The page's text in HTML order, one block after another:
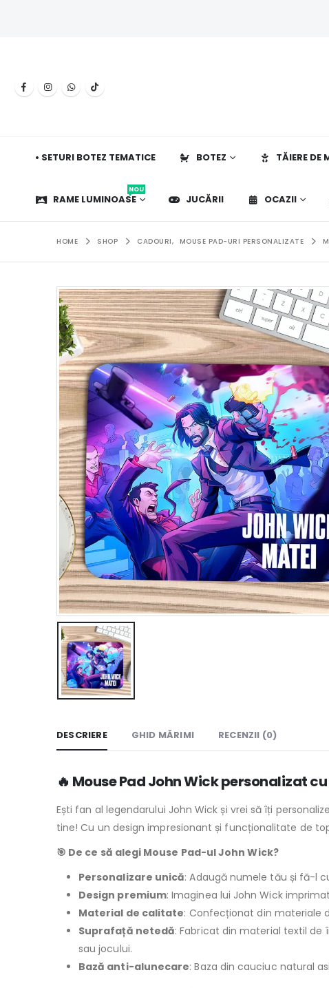
• SETURI BOTEZ TEMATICE BOTEZ TĂIERE DE
RAME LUMINOASE
NOU
JUCĂRII OCAZII
HOME SHOP CADOURI, MOUSE PAD-URI PERSONALIZATE
DESCRIERE GHID MĂRIMI RECENZII (0)
🔥 Mouse Pad John Wick personalizat
Ești fan al legendarului John Wick și vrei să îți
tine! Cu un design impresionant și funcționalitate de
🎯 De ce să alegi Mouse Pad-ul John Wick?
Personalizare unică: Adaugă numele tău și fă-l
Design premium: Imaginea lui John Wick
Material de calitate: Confecționat din materiale
Suprafață netedă: Fabricat din material textil
sau jocului.
Bază anti-alunecare: Baza din cauciuc natural